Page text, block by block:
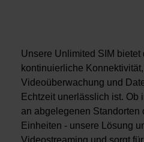
Unsere Unlimited SIM bietet
kontinuierliche
Videoüberwachung und
Echtzeit unerlässlich ist. Ob
an abgelegenen Standorten
Einheiten - unsere Lösung
Videostreaming und sorgt